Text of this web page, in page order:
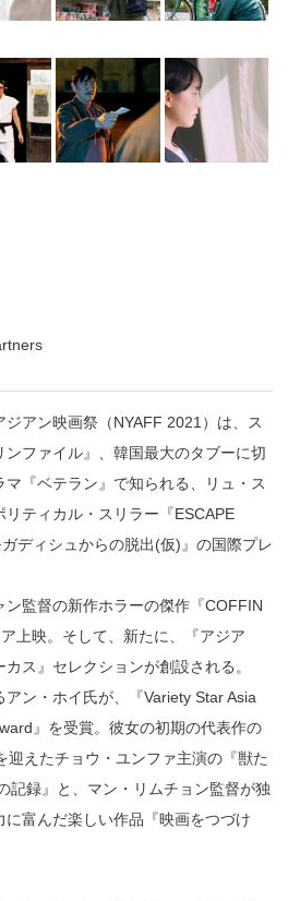
アン映画祭（NYAFF 2021）は、ス
ファイル』、韓国最大のタブーに切
マ『ベテラン』で知られる、リュ・ス
リティカル・スリラー『ESCAPE
ディシュからの脱出(仮)』の国際プレ
ン監督の新作ホラーの傑作『COFFIN
上映。そして、新たに、『アジア
ス』セレクションが創設される。
ン・ホイ氏が、『Variety Star Asia
』を受賞。彼女の初期の代表作の
迎えたチョウ・ユンファ主演の『獣た
記録』と、マン・リムチョン監督が独
富んだ楽しい作品『映画をつづけ